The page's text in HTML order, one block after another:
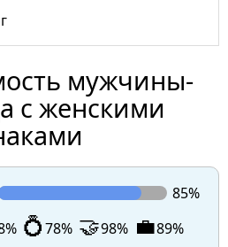
мужчины-
с женскими
85%
💍78% 🤝98% 💼89%